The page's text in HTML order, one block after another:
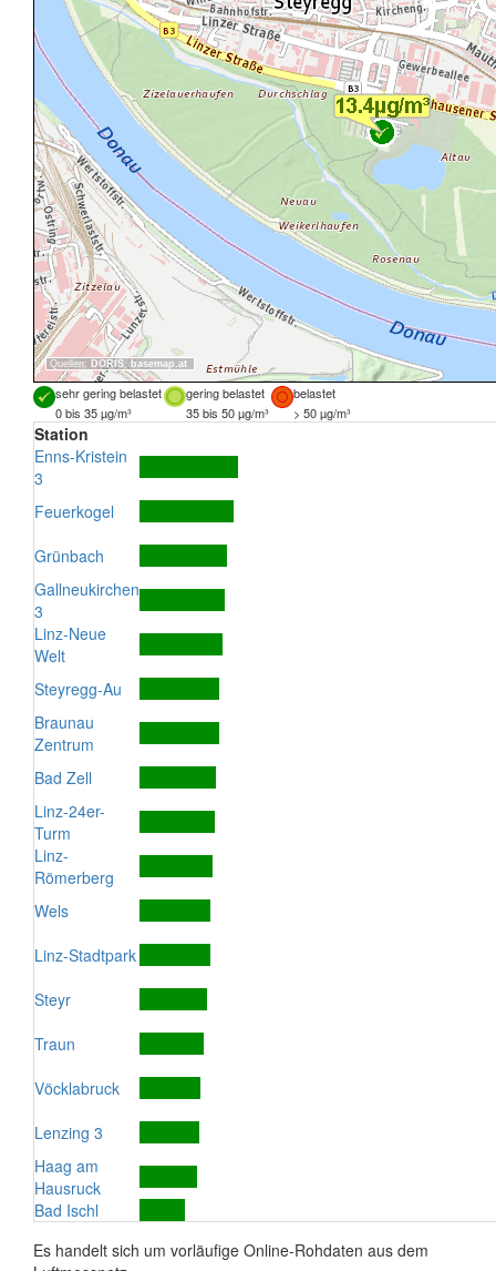
Quellen: DORIS, basemap.at
sehr gering belastet gering belastet
belastet
0 bis 35 µg/m³
35 bis 50 µg/m³ > 50 µg/m³
Station
Enns-Kristein
3
Feuerkogel
Grünbach
Gallneukirchen
3
Linz-Neue
Welt
Steyregg-Au
Braunau
Zentrum
Bad Zell
Linz-24er-
Turm
Linz-
Römerberg
Wels
Linz-Stadtpark
Steyr
Traun
Vöcklabruck
Lenzing 3
Haag am
Hausruck
Bad Ischl
Es handelt sich um vorläufige Online-Rohdaten aus dem